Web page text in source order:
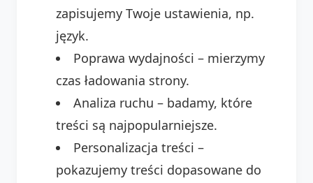
zapisujemy Twoje ustawienia, np.
język.
Poprawa wydajności – mierzymy
czas ładowania strony.
Analiza ruchu – badamy, które
treści są najpopularniejsze.
Personalizacja treści –
pokazujemy treści dopasowane do